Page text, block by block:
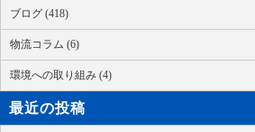
ブログ (418)
物流コラム (6)
環境への取り組み (4)
最近の投稿